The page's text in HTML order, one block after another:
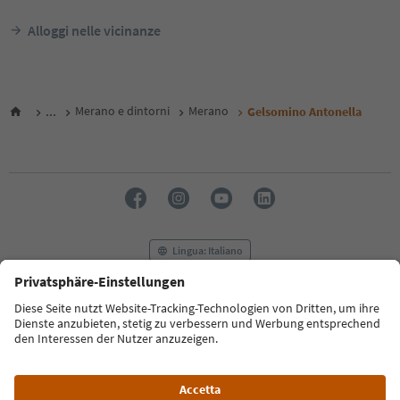
Alloggi nelle vicinanze
... Merano e dintorni Merano Gelsomino Antonella
Lingua: Italiano
FAQ Contatti Press MICE
Privacy Policy
Termini e condizioni
Crediti
Cookie Policy
Alto Adige B2B